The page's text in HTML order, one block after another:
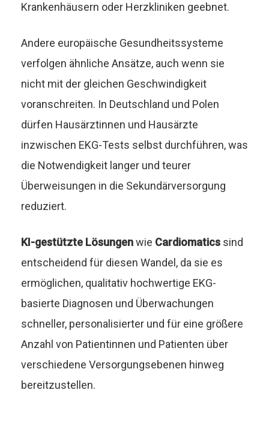
Krankenhäusern oder Herzkliniken geebnet.
Andere europäische Gesundheitssysteme
verfolgen ähnliche Ansätze, auch wenn sie
nicht mit der gleichen Geschwindigkeit
voranschreiten. In Deutschland und Polen
dürfen Hausärztinnen und Hausärzte
inzwischen EKG-Tests selbst durchführen, was
die Notwendigkeit langer und teurer
Überweisungen in die Sekundärversorgung
reduziert.
KI-gestützte Lösungenwie Cardiomatics sind
entscheidend für diesen Wandel, da sie es
ermöglichen, qualitativ hochwertige EKG-
basierte Diagnosen und Überwachungen
schneller, personalisierter und für eine größere
Anzahl von Patientinnen und Patienten über
verschiedene Versorgungsebenen hinweg
bereitzustellen.